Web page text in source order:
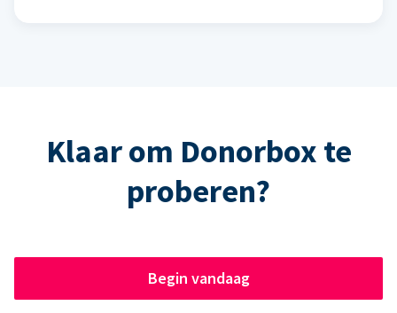
Klaar om Donorbox te
proberen?
Begin vandaag